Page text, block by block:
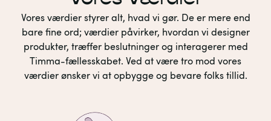
Vores værdier styrer alt, hvad vi gør. De er mere end
bare fine ord; værdier påvirker, hvordan vi designer
produkter, træffer beslutninger og interagerer med
Timma-fællesskabet. Ved at være tro mod vores
værdier ønsker vi at opbygge og bevare folks tillid.